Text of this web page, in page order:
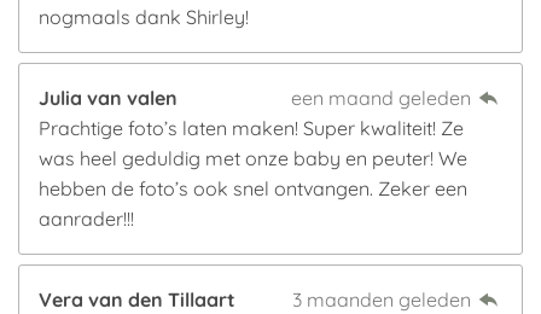
nogmaals dank Shirley!
Julia van valen
een maand geleden
Prachtige foto’s laten maken! Super kwaliteit! Ze
was heel geduldig met onze baby en peuter! We
hebben de foto’s ook snel ontvangen. Zeker een
aanrader!!!
Vera van den Tillaart
3 maanden geleden